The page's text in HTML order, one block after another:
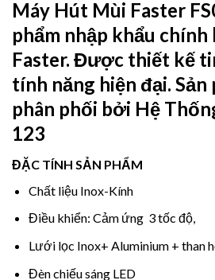
Máy Hút Mùi Faster
phẩm nhập khẩu chính
Faster. Được thiết kế
tính năng hiện đại.
phân phối bởi Hệ
123
ĐẶC TÍNH SẢN PHẨM
Chất liệu Inox-Kính
Điều khiển: Cảm ứng 3 tốc độ,
Lưới lọc Inox+ Aluminium + than
Đèn chiếu sáng LED